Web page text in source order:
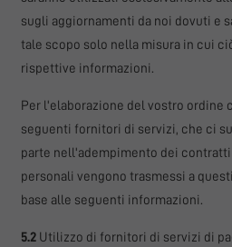
sugli aggiornamenti da noi dovuti e
tale scopo solo nella misura in cui
rispettive informazioni.
Per l'elaborazione del vostro ordine
seguenti fornitori di servizi, che ci
parte nell'adempimento dei
personali vengono trasmessi a
base alle seguenti informazioni.
5.2Utilizzo di fornitori di servizi di